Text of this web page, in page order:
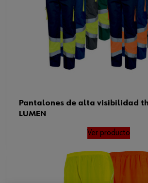
Pantalones de alta visibilidad
LUMEN
Ver producto